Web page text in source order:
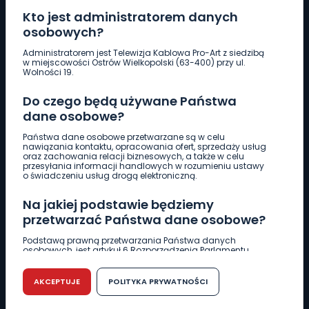
Kto jest administratorem danych
osobowych?
Administratorem jest Telewizja Kablowa Pro-Art z siedzibą
w miejscowości Ostrów Wielkopolski (63-400) przy ul.
Wolności 19.
Do czego będą używane Państwa
dane osobowe?
Państwa dane osobowe przetwarzane są w celu
nawiązania kontaktu, opracowania ofert, sprzedaży usług
oraz zachowania relacji biznesowych, a także w celu
przesyłania informacji handlowych w rozumieniu ustawy
o świadczeniu usług drogą elektroniczną.
Na jakiej podstawie będziemy
przetwarzać Państwa dane osobowe?
Podstawą prawną przetwarzania Państwa danych
osobowych, jest artykuł 6 Rozporządzenia Parlamentu
r. w sprawie ochrony osób fizycznych w związku z
przetwarzaniem danych osobowych w sprawie
swobodnego przepływu takich danych oraz uchylenia
dyrektywy 95/46/WE (RODO).
AKCEPTUJE POLITYKA PRYWATNOŚCI
Pobierz logotyp
661 997 997
REDAKCJA
62 735 22 22redakcja@wlkp24.info
DZIAŁ REKLAMY
62 735 01 85 reklama@wlkp24.info
WIADOMOŚCI
CIEKAWOSTKI